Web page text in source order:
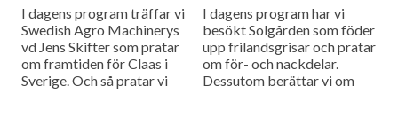
I dagens program träffar vi
Swedish Agro Machinerys
vd Jens Skifter som pratar
om framtiden för Claas i
Sverige. Och så pratar vi
I dagens program har vi
besökt Solgården som föder
upp frilandsgrisar och pratar
om för- och nackdelar.
Dessutom berättar vi om